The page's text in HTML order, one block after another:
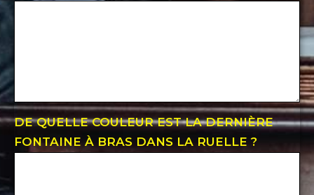
DE QUELLE COULEUR EST LA DERNIÈRE
FONTAINE À BRAS DANS LA RUELLE ?